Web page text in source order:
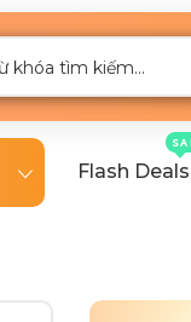
Flash Deals